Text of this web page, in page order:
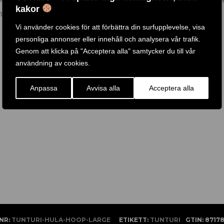
kakor
Vi använder cookies för att förbättra din surfupplevelse, visa
personliga annonser eller innehåll och analysera vår trafik.
Genom att klicka på "Acceptera alla" samtycker du till vår
användning av cookies.
Anpassa Avvisa alla Acceptera alla
eller mer intensitet under ditt träningspass.
TUNTURI-HULA-HOOP-LARGE ETIKETT: TUNTURI GTIN: